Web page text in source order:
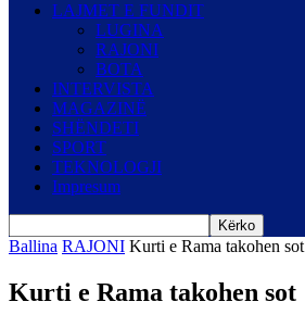
LAJMET E FUNDIT
LUGINA
RAJONI
BOTA
INTERVISTA
MAGAZINË
SHËNDETI
SPORT
TEKNOLOGJI
Impresum
Ballina RAJONI Kurti e Rama takohen sot
Kurti e Rama takohen sot